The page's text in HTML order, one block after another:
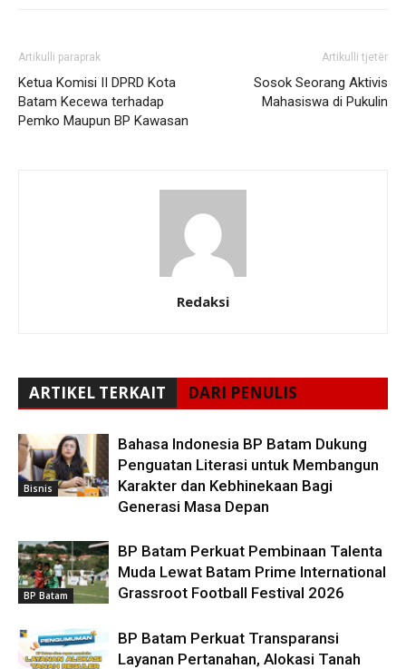
Artikulli paraprak
Ketua Komisi II DPRD Kota
Batam Kecewa terhadap
Pemko Maupun BP Kawasan
Artikulli tjetër
Sosok Seorang Aktivis
Mahasiswa di Pukulin
Redaksi
ARTIKEL TERKAIT DARI PENULIS
Bisnis
Bahasa Indonesia BP Batam Dukung
Penguatan Literasi untuk Membangun
Karakter dan Kebhinekaan Bagi
Generasi Masa Depan
BP Batam
BP Batam Perkuat Pembinaan Talenta
Muda Lewat Batam Prime International
Grassroot Football Festival 2026
BP Batam Perkuat Transparansi
Layanan Pertanahan, Alokasi Tanah